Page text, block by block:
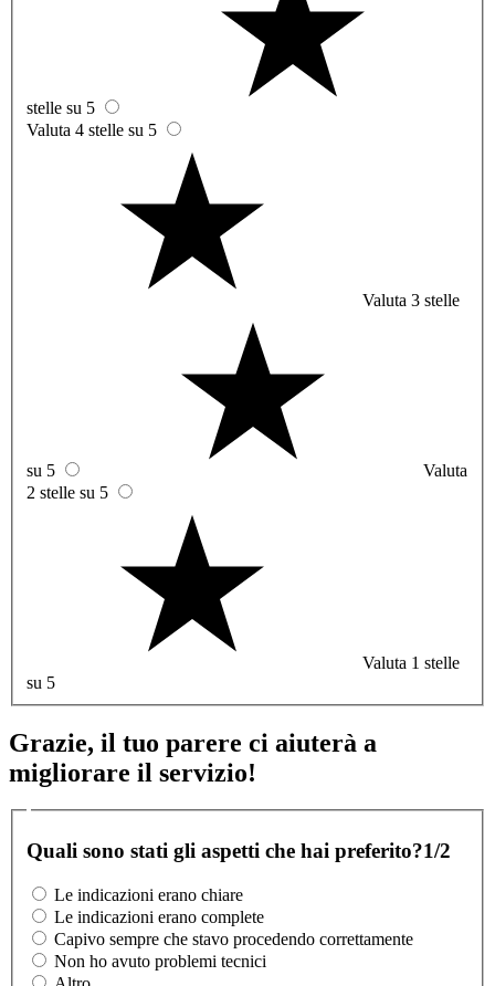
stelle su 5
Valuta 4 stelle su 5
Valuta 3 stelle
su 5
Valuta
2 stelle su 5
Valuta 1 stelle
su 5
Grazie, il tuo parere ci aiuterà a
migliorare il servizio!
Quali sono stati gli aspetti che hai preferito?1/2
Le indicazioni erano chiare
Le indicazioni erano complete
Capivo sempre che stavo procedendo correttamente
Non ho avuto problemi tecnici